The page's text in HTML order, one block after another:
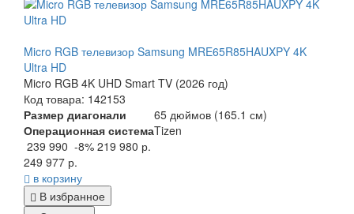
Micro RGB телевизор Samsung MRE65R85HAUXPY 4K
Ultra HD
Micro RGB 4K UHD Smart TV (2026 год)
Код товара: 142153
Размер диагонали
65 дюймов (165.1 см)
Операционная системаTizen
239 990 -8% 219 980 р.
249 977 р.
в корзину
В избранное